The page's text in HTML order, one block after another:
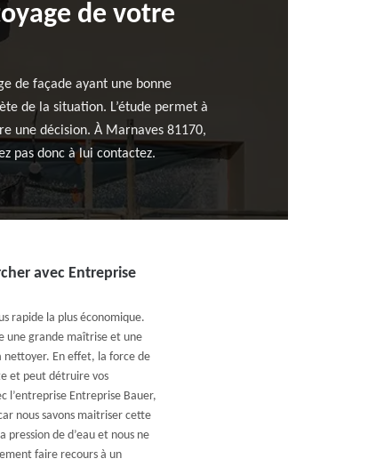
de votre
de façade ayant une bonne
de la situation. L’étude permet à
une décision. À Marnaves 81170,
pas donc à lui contactez.
avec Entreprise
rapide la plus économique.
une grande maîtrise et une
nettoyer. En effet, la force de
et peut détruire vos
l’entreprise Entreprise Bauer,
nous savons maitriser cette
de d’eau et nous ne
faire recours à un